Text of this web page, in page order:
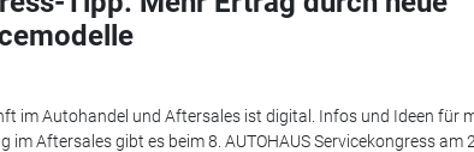
im Autohandel und Aftersales ist digital. Infos und Ideen für
im Aftersales gibt es beim 8. AUTOHAUS Servicekongress am